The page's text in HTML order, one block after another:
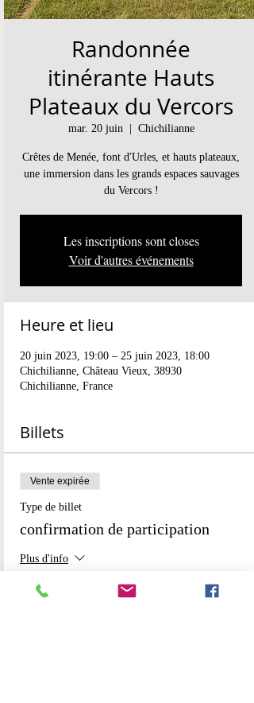
Randonnée
itinérante Hauts
Plateaux du Vercors
mar. 20 juin
  |
Chichilianne
Crêtes de Menée, font d'Urles, et hauts plateaux,
une immersion dans les grands espaces sauvages
du Vercors !
Les inscriptions sont closes
Voir d'autres événements
Heure et lieu
20 juin 2023, 19:00 – 25 juin 2023, 18:00
Chichilianne, Château Vieux, 38930
Chichilianne, France
Billets
Vente expirée
Type de billet
confirmation de participation
Plus d'info
Prix